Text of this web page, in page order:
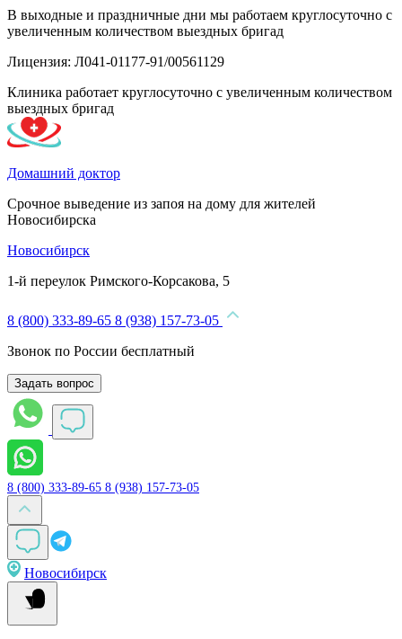
В выходные и праздничные дни мы работаем круглосуточно с
увеличенным количеством выездных бригад
Лицензия: Л041-01177-91/00561129
Клиника работает круглосуточно с увеличенным количеством
выездных бригад
Домашний доктор
Срочное выведение из запоя на дому для жителей
Новосибирска
Новосибирск
1-й переулок Римского-Корсакова, 5
8 (800) 333-89-65 8 (938) 157-73-05
Звонок по России бесплатный
Задать вопрос
8 (800) 333-89-65 8 (938) 157-73-05
Новосибирск